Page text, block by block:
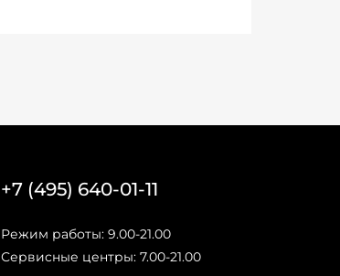
+7 (495) 640-01-11
Режим работы: 9.00-21.00
Сервисные центры: 7.00-21.00